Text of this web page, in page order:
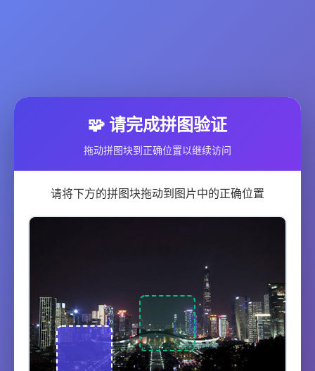
🧩 请完成拼图验证
拖动拼图块到正确位置以继续访问
请将下方的拼图块拖动到图片中的正确位置